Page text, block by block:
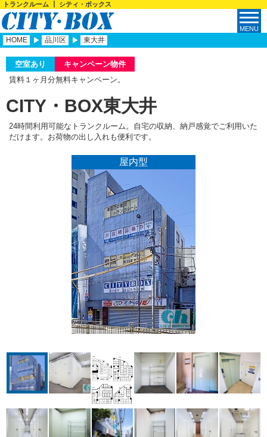
トランクルーム ┃ シティ・ボックス
HOME 品川区 東大井
空室あり
キャンペーン物件
賃料１ヶ月分無料キャンペーン。
CITY・BOX東大井
24時間利用可能なトランクルーム。自宅の収納、納戸感覚でご利用いた
だけます。お荷物の出し入れも便利です。
屋内型